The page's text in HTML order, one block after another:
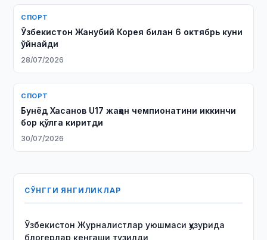
СПОРТ
Ўзбекистон Жанубий Корея билан 6 октябрь куни
ўйнайди
28/07/2026
СПОРТ
Бунёд Хасанов U17 жаҳон чемпионатини иккинчи
бор қўлга киритди
30/07/2026
СЎНГГИ ЯНГИЛИКЛАР
Ўзбекистон Журналистлар уюшмаси ҳузурида
блогерлар кенгаши тузилди